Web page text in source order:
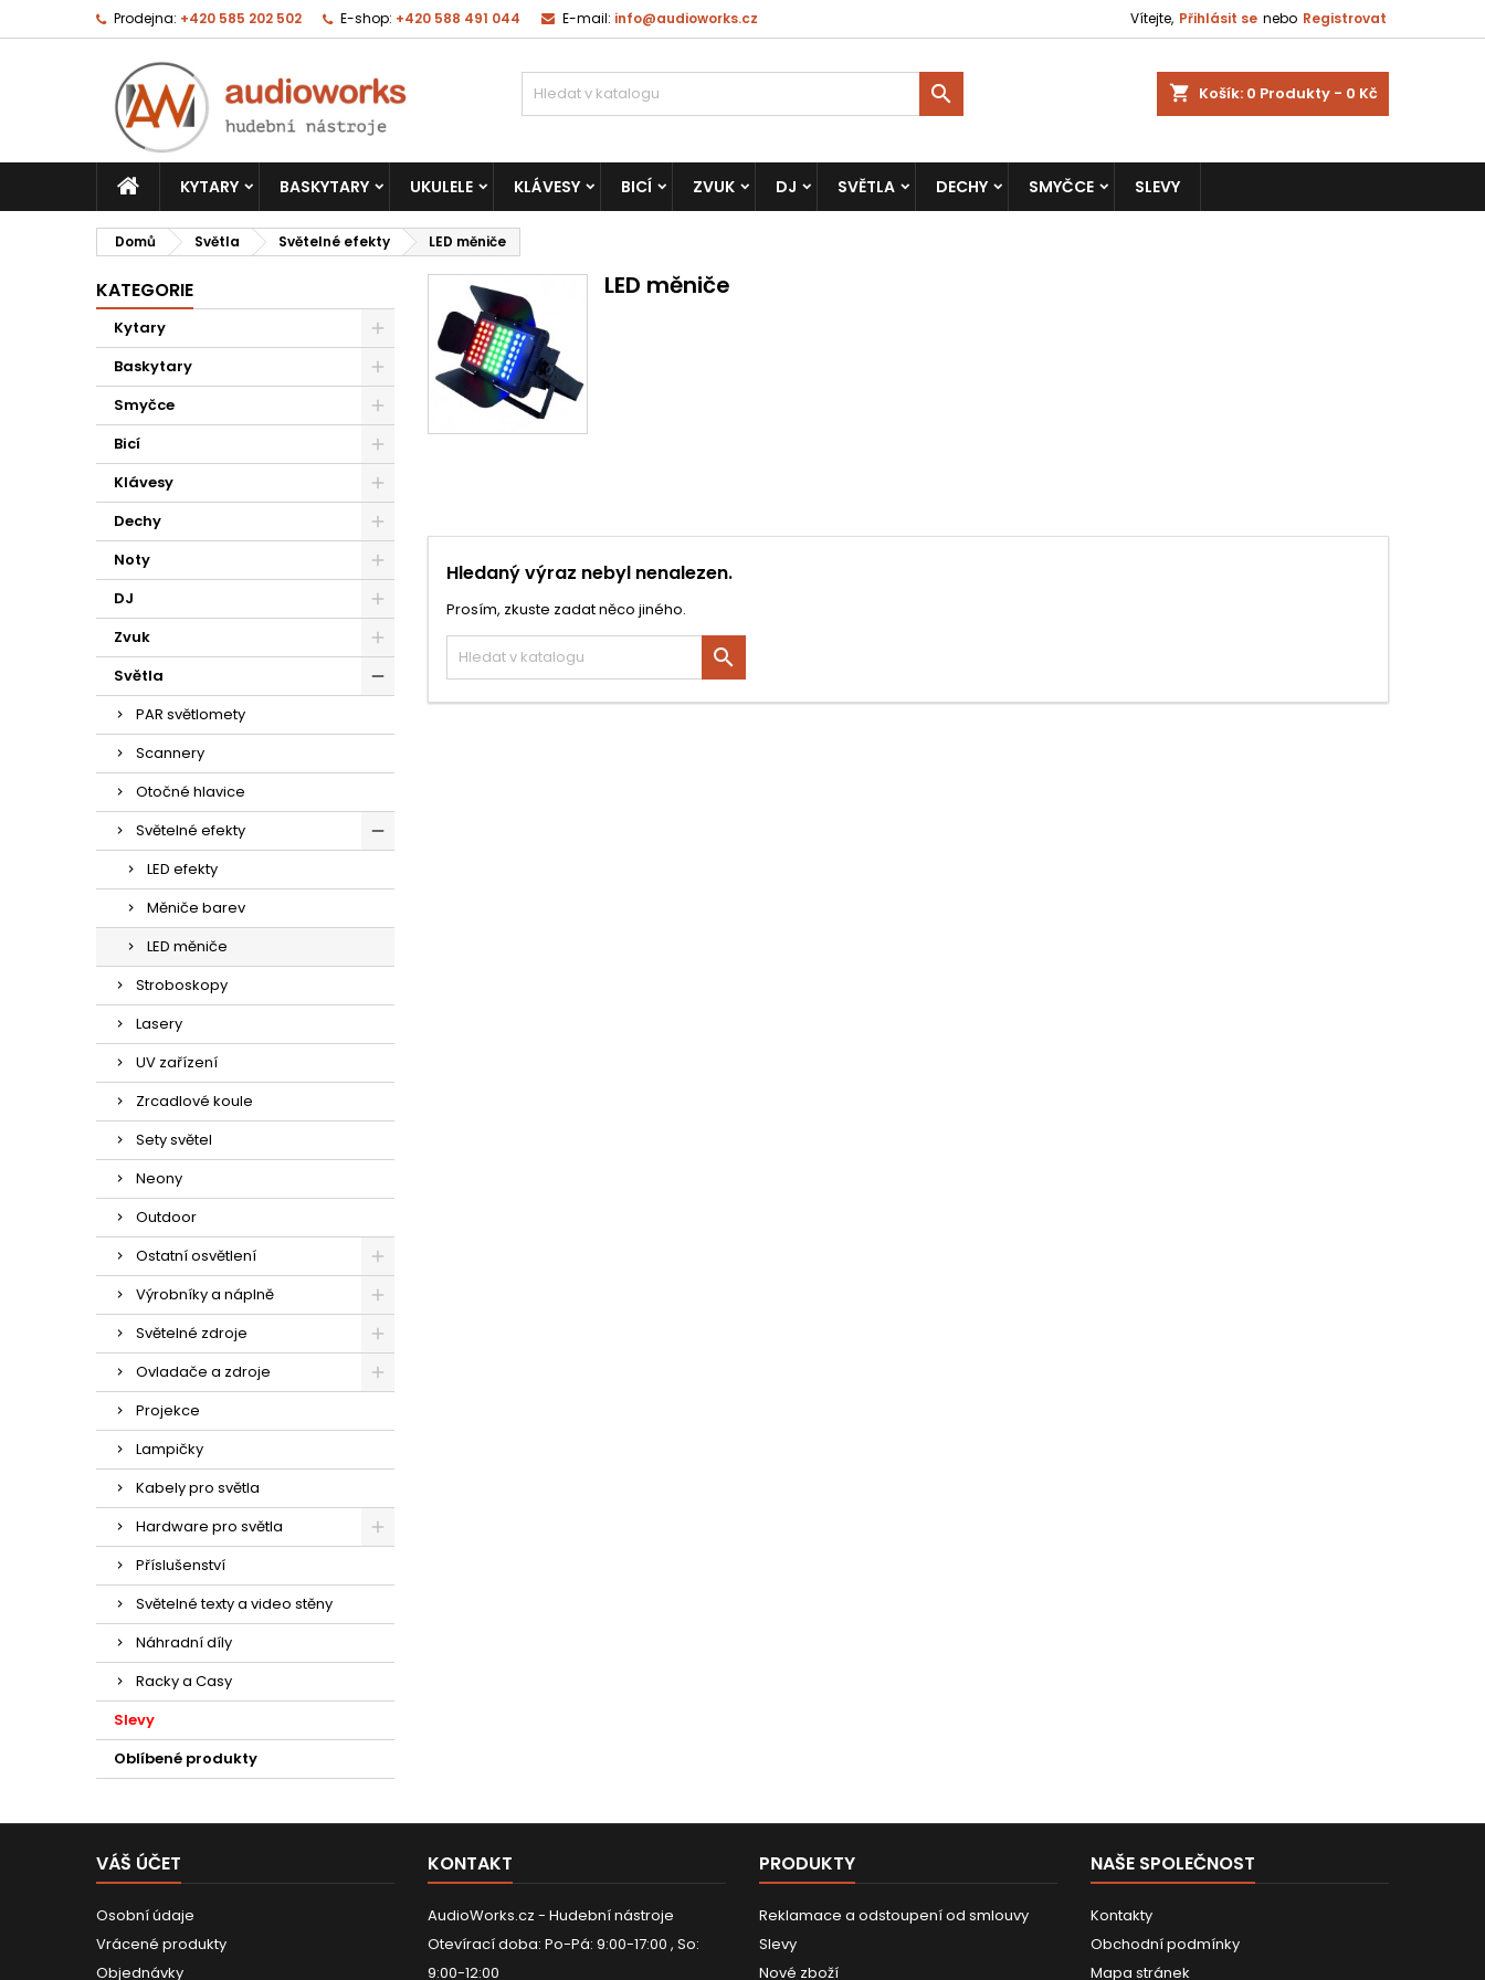
Prodejna: +420 585 202 502 E-shop: +420 588 491 044 E-mail: info@audioworks.cz Vítejte, Přihlásit se nebo Registrovat
shopping_cart Košík: 0 Produkty - 0 Kč

KYTARY BASKYTARY UKULELE KLÁVESY BICÍ ZVUK DJ SVĚTLA DECHY SMYČCE SLEVY
Domů Světla Světelné efekty LED měniče
KATEGORIE
Kytary
Baskytary
Smyčce
Bicí
Klávesy
Dechy
Noty
DJ
Zvuk
Světla
PAR světlomety
Scannery
Otočné hlavice
Světelné efekty
LED efekty
Měniče barev
LED měniče
Stroboskopy
Lasery
UV zařízení
Zrcadlové koule
Sety světel
Neony
Outdoor
Ostatní osvětlení
Výrobníky a náplně
Světelné zdroje
Ovladače a zdroje
Projekce
Lampičky
Kabely pro světla
Hardware pro světla
Příslušenství
Světelné texty a video stěny
Náhradní díly
Racky a Casy
Slevy
Oblíbené produkty
LED měniče
Hledaný výraz nebyl nenalezen.
Prosím, zkuste zadat něco jiného.

VÁŠ ÚČET
Osobní údaje
Vrácené produkty
Objednávky
KONTAKT
AudioWorks.cz - Hudební nástroje
Otevírací doba: Po-Pá: 9:00-17:00 , So:
9:00-12:00
PRODUKTY
Reklamace a odstoupení od smlouvy
Slevy
Nové zboží
NAŠE SPOLEČNOST
Kontakty
Obchodní podmínky
Mapa stránek